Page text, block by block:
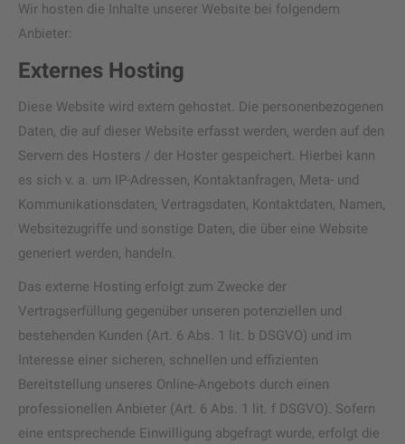
Wir hosten die Inhalte unserer Website bei folgendem
Anbieter:
Externes Hosting
Diese Website wird extern gehostet. Die personenbezogenen
Daten, die auf dieser Website erfasst werden, werden auf den
Servern des Hosters / der Hoster gespeichert. Hierbei kann
es sich v. a. um IP-Adressen, Kontaktanfragen, Meta- und
Kommunikationsdaten, Vertragsdaten, Kontaktdaten, Namen,
Websitezugriffe und sonstige Daten, die über eine Website
generiert werden, handeln.
Das externe Hosting erfolgt zum Zwecke der
Vertragserfüllung gegenüber unseren potenziellen und
bestehenden Kunden (Art. 6 Abs. 1 lit. b DSGVO) und im
Interesse einer sicheren, schnellen und effizienten
Bereitstellung unseres Online-Angebots durch einen
professionellen Anbieter (Art. 6 Abs. 1 lit. f DSGVO). Sofern
eine entsprechende Einwilligung abgefragt wurde, erfolgt die